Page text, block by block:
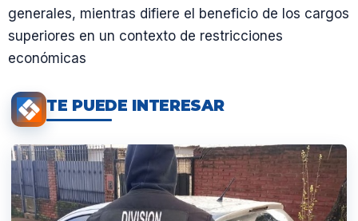
generales, mientras difiere el beneficio de los cargos
superiores en un contexto de restricciones
económicas
TE PUEDE INTERESAR